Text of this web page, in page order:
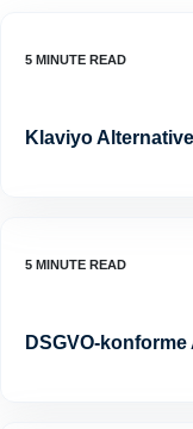
Klaviyo
DSGVO-